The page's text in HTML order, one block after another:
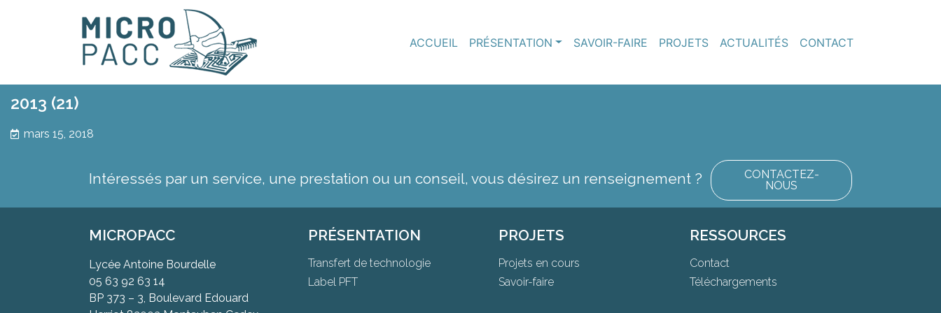
ACCUEIL PRÉSENTATION SAVOIR-FAIRE PROJETS ACTUALITÉS CONTACT
2013 (21)
mars 15, 2018
Intéressés par un service, une prestation ou un conseil, vous désirez un renseignement ?
CONTACTEZ-
NOUS
MICROPACC
Lycée Antoine Bourdelle
05 63 92 63 14
BP 373 – 3, Boulevard Edouard
PRÉSENTATION
Transfert de technologie
Label PFT
PROJETS
Projets en cours
Savoir-faire
RESSOURCES
Contact
Téléchargements